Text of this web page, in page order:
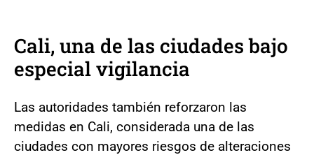
Cali, una de las ciudades bajo
especial vigilancia
Las autoridades también reforzaron las
medidas en Cali, considerada una de las
ciudades con mayores riesgos de alteraciones